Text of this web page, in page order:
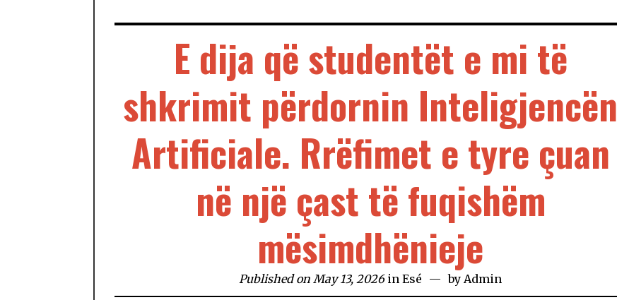
E dija që studentët e mi të
shkrimit përdornin Inteligjencën
Artificiale. Rrëfimet e tyre çuan
në një çast të fuqishëm
mësimdhënieje
Published on May 13, 2026 inEsé by Admin